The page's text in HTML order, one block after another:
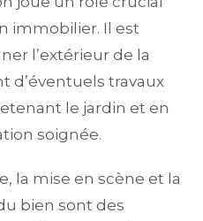
immobilier. Il est
l’extérieur de la
d’éventuels travaux
le jardin et en
soignée.
la mise en scène et la
bien sont des